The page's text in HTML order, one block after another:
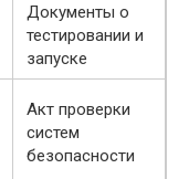
Документы о
тестировании и
запуске
Акт проверки
систем
безопасности